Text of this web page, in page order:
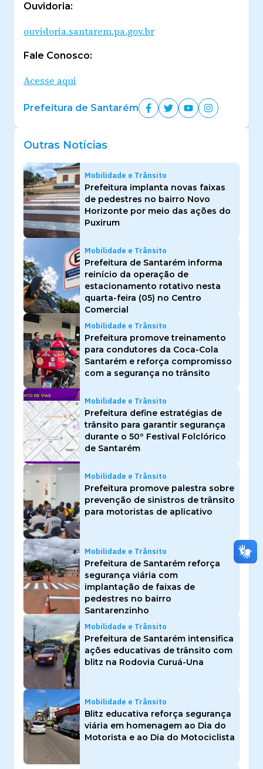
Ouvidoria:
ouvidoria.santarem.pa.gov.br
Fale Conosco:
Acesse aqui
Prefeitura de Santarém
Outras Notícias
Mobilidade e Trânsito
Prefeitura implanta novas faixas
de pedestres no bairro Novo
Horizonte por meio das ações do
Puxirum
Mobilidade e Trânsito
Prefeitura de Santarém informa
reinício da operação de
estacionamento rotativo nesta
quarta-feira (05) no Centro
Comercial
Mobilidade e Trânsito
Prefeitura promove treinamento
para condutores da Coca-Cola
Santarém e reforça compromisso
com a segurança no trânsito
Mobilidade e Trânsito
Prefeitura define estratégias de
trânsito para garantir segurança
durante o 50º Festival Folclórico
de Santarém
Mobilidade e Trânsito
Prefeitura promove palestra sobre
prevenção de sinistros de trânsito
para motoristas de aplicativo
Mobilidade e Trânsito
Prefeitura de Santarém reforça
segurança viária com
implantação de faixas de
pedestres no bairro
Santarenzinho
Mobilidade e Trânsito
Prefeitura de Santarém intensifica
ações educativas de trânsito com
blitz na Rodovia Curuá-Una
Mobilidade e Trânsito
Blitz educativa reforça segurança
viária em homenagem ao Dia do
Motorista e ao Dia do Motociclista